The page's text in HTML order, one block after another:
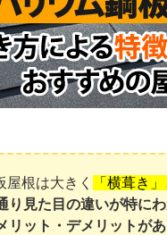
屋根は大きく 「横葺き
り見た目の違いが特に
リット・デメリットがあ